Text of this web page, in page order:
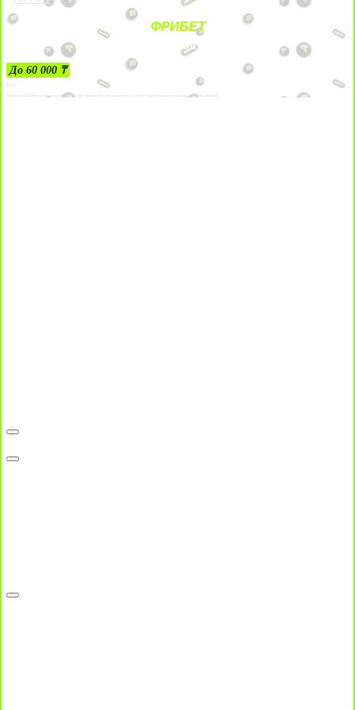
ФРИБЕТ
ЗА ДЕПОЗИТЫ
До 60 000 ₸
21+
Лицензии №24514359, выданной комитетом индустрии туризма Министерства культуры и спорта Республики Казахстан срок до 27 сентября 2034 года.